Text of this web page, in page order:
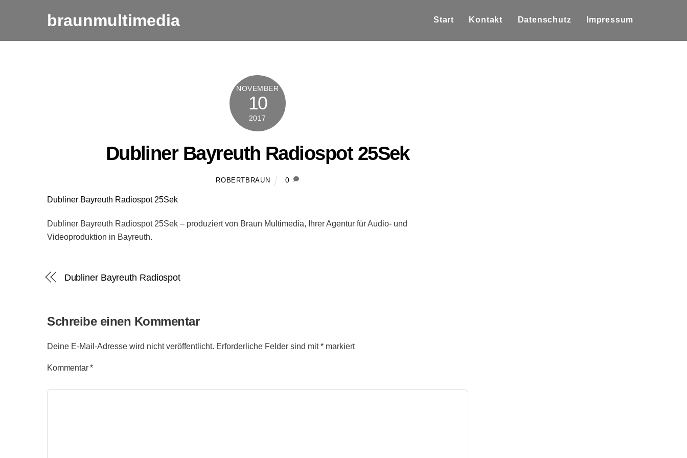
braunmultimedia Start Kontakt Datenschutz Impressum
NOVEMBER
10
2017
Dubliner Bayreuth Radiospot 25Sek
ROBERTBRAUN 0
Dubliner Bayreuth Radiospot 25Sek
Dubliner Bayreuth Radiospot 25Sek – produziert von Braun Multimedia, Ihrer Agentur für Audio- und
Videoproduktion in Bayreuth.
Dubliner Bayreuth Radiospot
Schreibe einen Kommentar
Deine E-Mail-Adresse wird nicht veröffentlicht. Erforderliche Felder sind mit* markiert
Kommentar*